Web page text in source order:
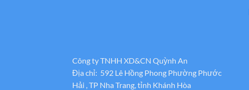
Công ty TNHH XD&CN Quỳnh An
Địa chỉ: 592 Lê Hồng Phong Phường Phước
Hải , TP Nha Trang, tỉnh Khánh Hòa